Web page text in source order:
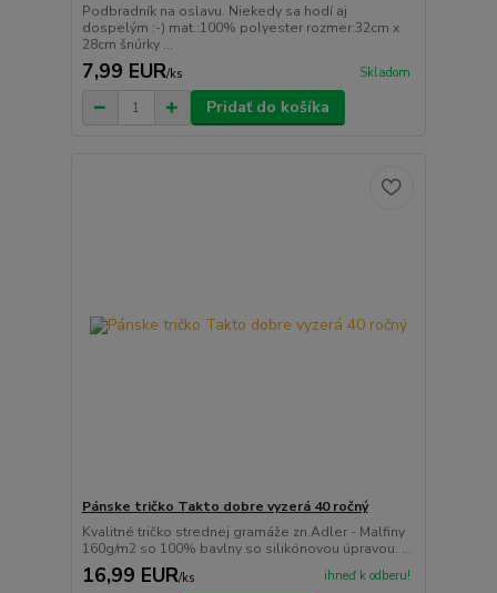
Podbradník na oslavu. Niekedy sa hodí aj
dospelým :-) mat.:100% polyester rozmer:32cm x
28cm šnúrky ...
7,99 EUR/ks Skladom
Pridať do košíka
Pánske tričko Takto dobre vyzerá 40 ročný
Kvalitné tričko strednej gramáže zn.Adler - Malfiny
160g/m2 so 100% bavlny so silikónovou úpravou. ...
16,99 EUR/ks ihneď k odberu!